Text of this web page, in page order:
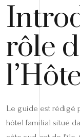
rôle
Le guide est rédigé
hôtel familial situé